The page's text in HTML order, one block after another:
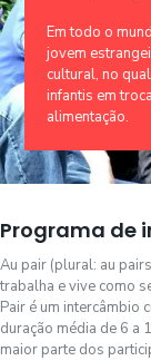
Em todo o
jovem
cultural, no
infantis em
alimentação.
Programa de
Au pair (plural: au
trabalha e vive como
Pair é um intercâmbio
duração média de 6 a
maior parte dos